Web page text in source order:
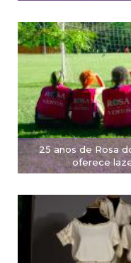
25 anos de Rosa
oferece